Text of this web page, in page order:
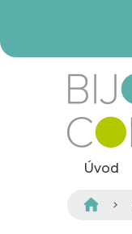
Úvod
Domů